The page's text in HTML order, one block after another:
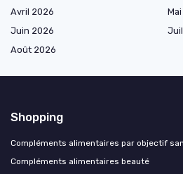
Avril 2026
Juin 2026
Août 2026
Shopping
Compléments alimentaires par objectif
Compléments alimentaires beauté